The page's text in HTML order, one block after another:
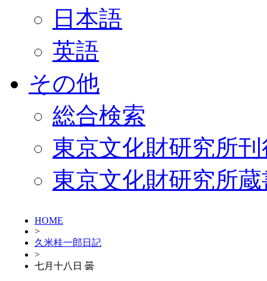
日本語
英語
その他
総合検索
東京文化財研究所
東京文化財研究所
HOME
>
久米桂一郎日記
>
七月十八日 曇